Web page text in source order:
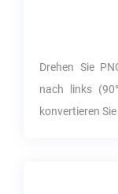
Drehen Sie
nach links
konvertieren